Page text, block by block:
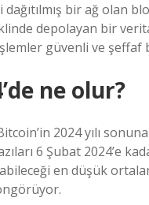
bir ağ olan
depolayan bir
güvenli ve
ne olur?
2024 yılı
6 Şubat 2024’e
en düşük